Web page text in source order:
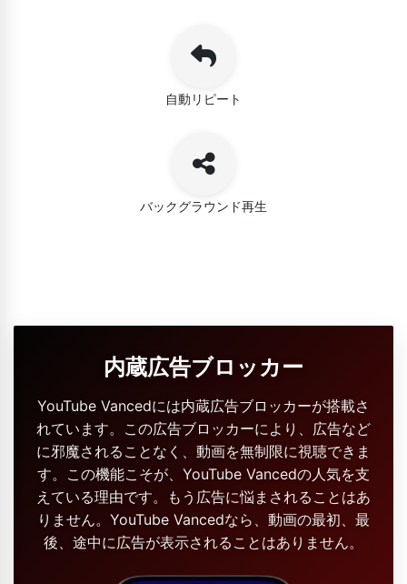
自動リピート
バックグラウンド再生
内蔵広告ブロッカー
YouTube Vancedには内蔵広告ブロッカーが搭載さ
れています。この広告ブロッカーにより、広告など
に邪魔されることなく、動画を無制限に視聴できま
す。この機能こそが、YouTube Vancedの人気を支
えている理由です。もう広告に悩まされることはあ
りません。YouTube Vancedなら、動画の最初、最
後、途中に広告が表示されることはありません。